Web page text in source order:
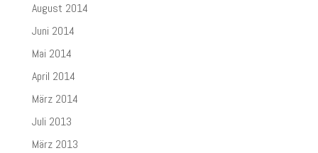
August 2014
Juni 2014
Mai 2014
April 2014
März 2014
Juli 2013
März 2013